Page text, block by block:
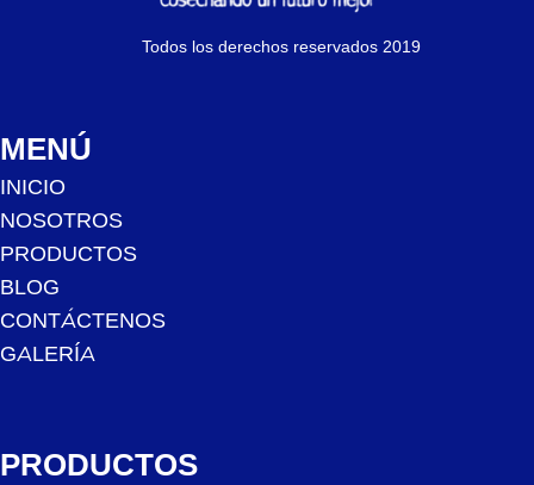
Todos los derechos reservados 2019
MENÚ
INICIO
NOSOTROS
PRODUCTOS
BLOG
CONTÁCTENOS
GALERÍA
PRODUCTOS